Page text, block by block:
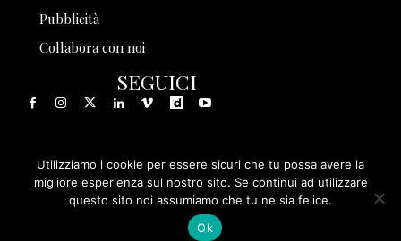
Pubblicità
Collabora con noi
SEGUICI
© 1999 - 2025 Storia in Rete Srl - Tutti i diritti riservati - P.
IVA 08570971005
Utilizziamo i cookie per essere sicuri che tu possa avere la
migliore esperienza sul nostro sito. Se continui ad utilizzare
questo sito noi assumiamo che tu ne sia felice.
Ok